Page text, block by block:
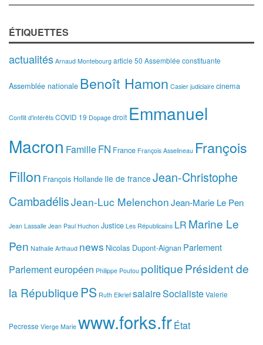
ÉTIQUETTES
actualités Arnaud Montebourg article 50 Assemblée constituante
Assemblée nationale Benoît Hamon Casier judiciaire cinema
Conflit d'intérêts COVID 19 Dopage droit Emmanuel
Macron FamilleFN France François Asselineau François
Fillon François Hollande Ile de france Jean-Christophe
CambadélisJean-Luc MelenchonJean-Marie Le Pen
Jean Lassalle Jean Paul Huchon Justice Les Républicains LR Marine Le
Pen Nathalie Arthaud news Nicolas Dupont-Aignan Parlement
Parlement européen Philippe Poutou politiquePrésident de
la République PS Ruth Elkrief salaireSocialisteValerie
Pecresse Vierge Marie www.forks.frÉtat